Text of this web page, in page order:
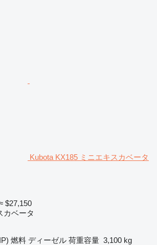
Kubota KX185 ミニエキスカベータ
$27,150
カベータ
燃料 ディーゼル 荷重容量 3,100 kg